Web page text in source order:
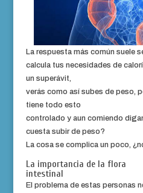
La respuesta más común suele
calcula tus necesidades de
un superávit,
verás como así subes de peso,
tiene todo esto
controlado y aun comiendo
cuesta subir de peso?
La cosa se complica un poco,
La importancia de la flora
intestinal
El problema de estas personas